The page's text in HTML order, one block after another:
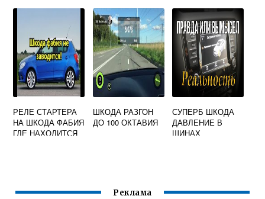
РЕЛЕ СТАРТЕРА
НА ШКОДА ФАБИЯ
ГДЕ НАХОДИТСЯ
ШКОДА РАЗГОН
ДО 100 ОКТАВИЯ
СУПЕРБ ШКОДА
ДАВЛЕНИЕ В
ШИНАХ
Реклама